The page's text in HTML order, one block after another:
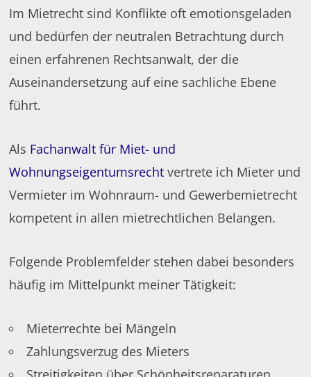
Im Mietrecht sind Konflikte oft emotionsgeladen
und bedürfen der neutralen Betrachtung durch
einen erfahrenen Rechtsanwalt, der die
Auseinandersetzung auf eine sachliche Ebene
führt.
Als Fachanwalt für Miet- und
Wohnungseigentumsrecht vertrete ich Mieter und
Vermieter im Wohnraum- und Gewerbemietrecht
kompetent in allen mietrechtlichen Belangen.
Folgende Problemfelder stehen dabei besonders
häufig im Mittelpunkt meiner Tätigkeit:
Mieterrechte bei Mängeln
Zahlungsverzug des Mieters